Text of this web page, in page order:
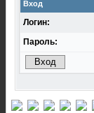
Вход
Логин:
Пароль: